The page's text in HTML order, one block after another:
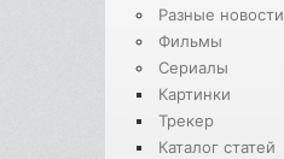
Разные новости
Фильмы
Сериалы
Картинки
Трекер
Каталог статей